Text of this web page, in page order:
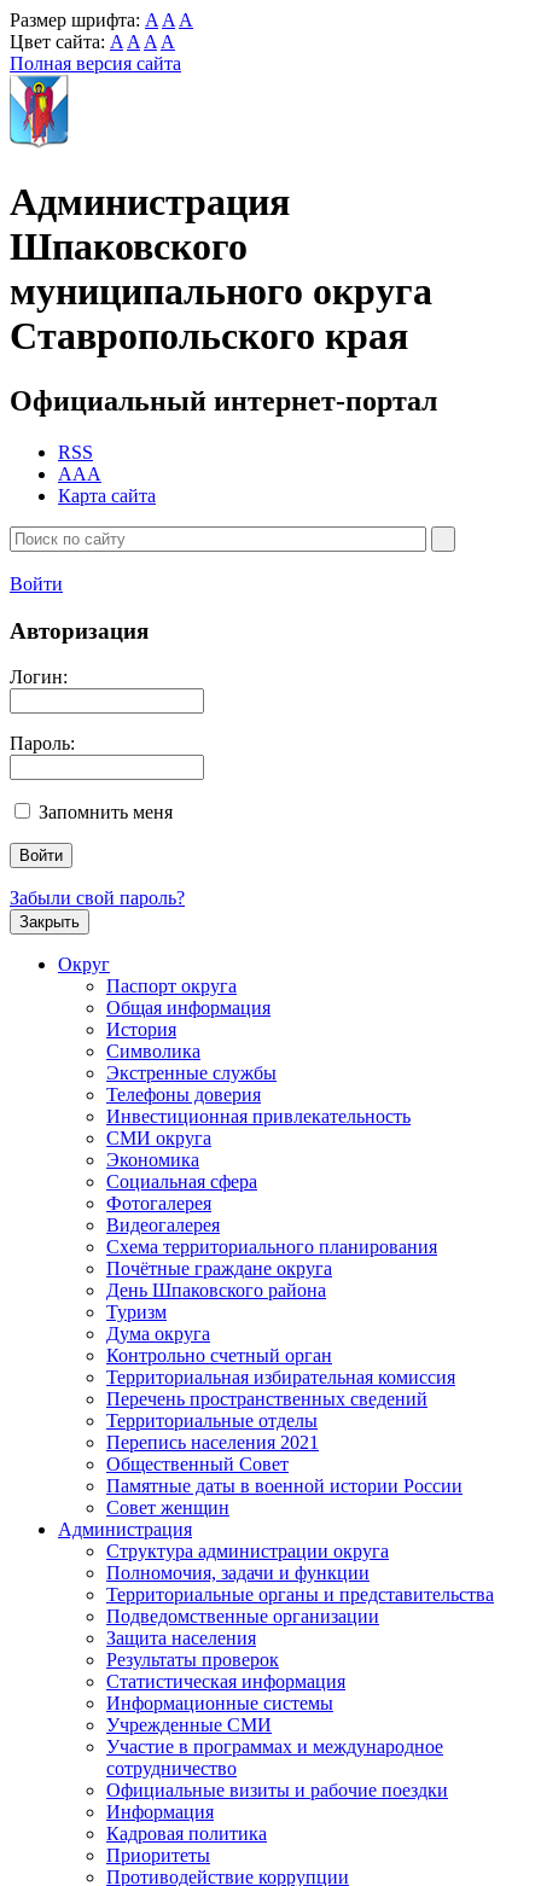
Размер шрифта: A A A
Цвет сайта: A A A A
Полная версия сайта
Администрация
Шпаковского
муниципального округа
Ставропольского края
Официальный интернет-портал
RSS
AAA
Карта сайта
Войти
Авторизация
Логин:
Пароль:
Запомнить меня
Забыли свой пароль?
Закрыть
Округ
Паспорт округа
Общая информация
История
Символика
Экстренные службы
Телефоны доверия
Инвестиционная привлекательность
СМИ округа
Экономика
Социальная сфера
Фотогалерея
Видеогалерея
Схема территориального планирования
Почётные граждане округа
День Шпаковского района
Туризм
Дума округа
Контрольно счетный орган
Территориальная избирательная комиссия
Перечень пространственных сведений
Территориальные отделы
Перепись населения 2021
Общественный Совет
Памятные даты в военной истории России
Совет женщин
Администрация
Структура администрации округа
Полномочия, задачи и функции
Территориальные органы и представительства
Подведомственные организации
Защита населения
Результаты проверок
Статистическая информация
Информационные системы
Учрежденные СМИ
Участие в программах и международное
сотрудничество
Официальные визиты и рабочие поездки
Информация
Кадровая политика
Приоритеты
Противодействие коррупции